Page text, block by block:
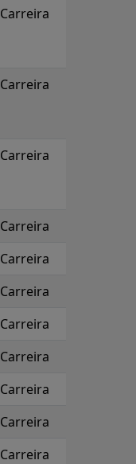
Carreira
Carreira
Carreira
Carreira
Carreira
Carreira
Carreira
Carreira
Carreira
Carreira
Carreira